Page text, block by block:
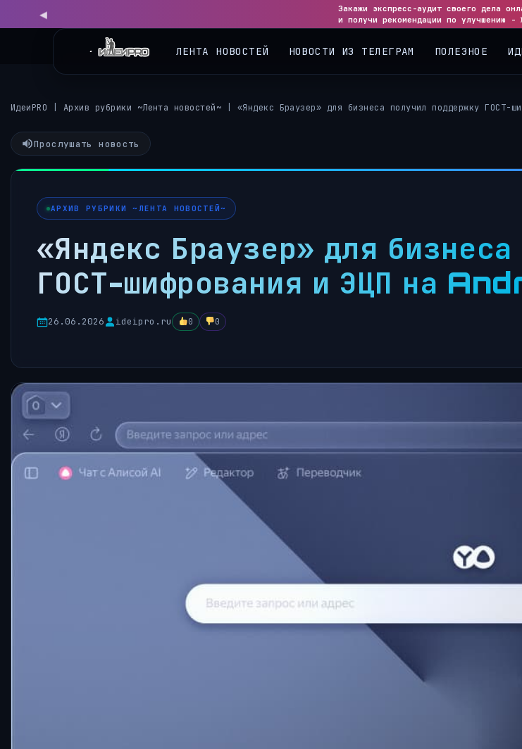
◀
Закажи экспресс-аудит своего дела
и получи рекомендации по улучшению -
ИдеиPRO Архив рубрики ~Лента новостей~ «Яндекс Браузер» для бизнеса получил поддержку ГОСТ-
Прослушать новость
АРХИВ РУБРИКИ ~ЛЕНТА НОВОСТЕЙ~
«Яндекс Браузер» для
ГОСТ-шифрования и ЭЦП на
26.06.2026 ideipro.ru 0 0